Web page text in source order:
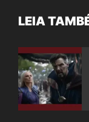
LEIA